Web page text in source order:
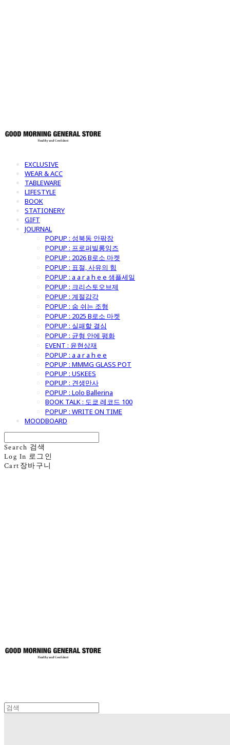
EXCLUSIVE
WEAR & ACC
TABLEWARE
LIFESTYLE
BOOK
STATIONERY
GIFT
JOURNAL
POPUP : 성북동 안팎장
POPUP : 프로퍼빌롱잉즈
POPUP : 2026 B로소 마켓
POPUP : 표절, 사유의 힘
POPUP : a a r a h e e 샘플세일
POPUP : 크리스토오브제
POPUP : 계절감각
POPUP : 숨 쉬는 조형
POPUP : 2025 B로소 마켓
POPUP : 실패할 결심
POPUP : 균형 안에 평화
EVENT : 윤현상재
POPUP : a a r a h e e
POPUP : MMMG GLASS POT
POPUP : USKEES
POPUP : 견생만사
POPUP : Lolo Ballerina
BOOK TALK : 도쿄 레코드 100
POPUP : WRITE ON TIME
MOODBOARD
Search 검색
Log In 로그인
Cart 장바구니